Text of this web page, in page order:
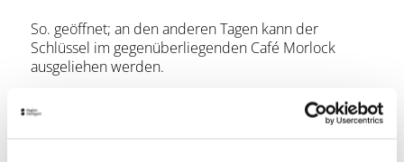
So. geöffnet; an den anderen Tagen kann der
Schlüssel im gegenüberliegenden Café Morlock
ausgeliehen werden.
Lage & Kontakt
Aussichtsturm des Schwäbischen Albvereins